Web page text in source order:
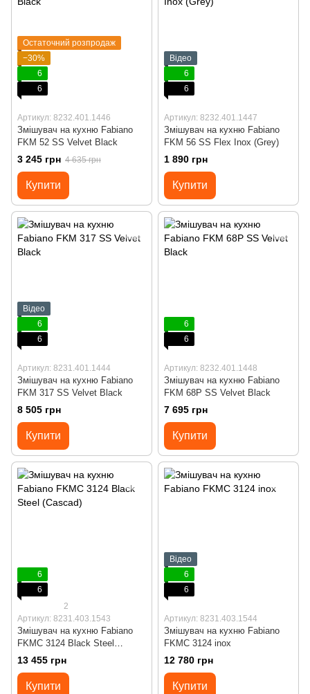
Остаточний розпродаж
−30%
6
6
Артикул: 8232.401.1446
Змішувач на кухню Fabiano
FKM 52 SS Velvet Black
3 245 грн 4 635 грн
Купити
Відео
6
6
Артикул: 8232.401.1447
Змішувач на кухню Fabiano
FKM 56 SS Flex Inox (Grey)
1 890 грн
Купити
Відео
6
6
Артикул: 8231.401.1444
Змішувач на кухню Fabiano
FKM 317 SS Velvet Black
8 505 грн
Купити
6
6
Артикул: 8232.401.1448
Змішувач на кухню Fabiano
FKM 68P SS Velvet Black
7 695 грн
Купити
6
6
2
Артикул: 8231.403.1543
Змішувач на кухню Fabiano
FKMC 3124 Black Steel
(Cascad)
13 455 грн
Купити
Відео
6
6
Артикул: 8231.403.1544
Змішувач на кухню Fabiano
FKMC 3124 inox
12 780 грн
Купити